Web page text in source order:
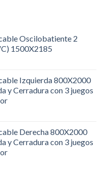
Oscilobatiente 2
1500X2185
Izquierda 800X2000
y Cerradura con 3 juegos
Derecha 800X2000
y Cerradura con 3 juegos